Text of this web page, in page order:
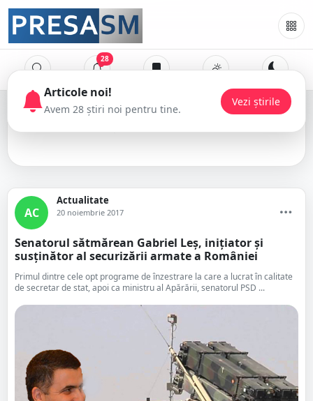
28
armata
AC
Actualitate
20 noiembrie 2017
Senatorul sătmărean Gabriel Leș, inițiator și
susținător al securizării armate a României
Primul dintre cele opt programe de înzestrare la care a lucrat în calitate
de secretar de stat, apoi ca ministru al Apărării, senatorul PSD ...
Articole noi!
Avem 28 știri noi pentru tine.
Vezi știrile